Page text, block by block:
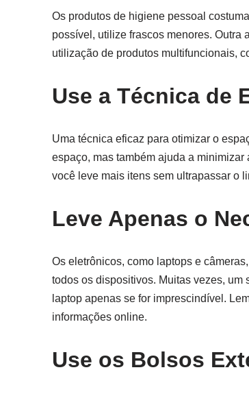
Os produtos de higiene pessoal
possível, utilize frascos menores. Outra
utilização de produtos multifuncionais,
Use a Técnica de
Uma técnica eficaz para otimizar o
espaço, mas também ajuda a
você leve mais itens sem ultrapassar o
Leve Apenas o
Os eletrônicos, como laptops e
todos os dispositivos. Muitas vezes, um
laptop apenas se for imprescindível.
informações online.
Use os Bolsos